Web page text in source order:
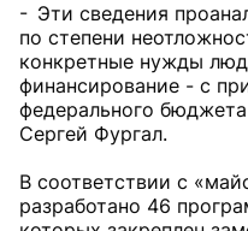
- Эти сведения
по степени
конкретные нужды
финансирование - с
федерального
Сергей Фургал.
В соответствии с
разработано 46